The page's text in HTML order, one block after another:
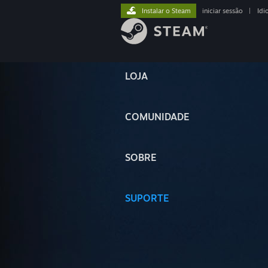
LOJA
COMUNIDADE
SOBRE
SUPORTE
Instalar o Steam iniciar sessão